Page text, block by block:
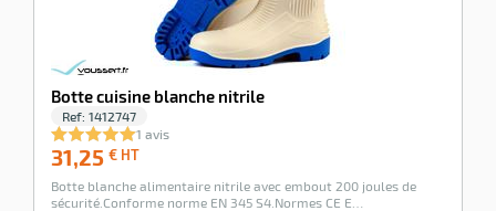
Botte cuisine blanche nitrile
Ref: 1412747
1 avis
31,25 € HT
HT
Botte blanche alimentaire nitrile avec embout 200 joules de
sécurité.Conforme norme EN 345 S4.Normes CE E…